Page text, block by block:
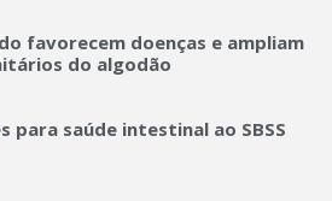
favorecem doenças e ampliam
do algodão
para saúde intestinal ao SBSS